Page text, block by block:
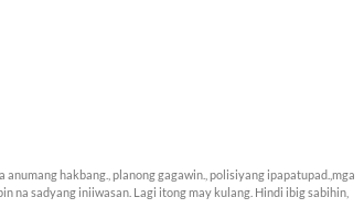
anumang hakbang., planong gagawin., polisiyang ipapatupad.,mga
na sadyang iniiwasan. Lagi itong may kulang. Hindi ibig sabihin,